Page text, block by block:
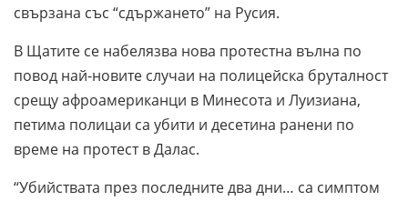
свързана със “сдържането” на Русия.
В Щатите се набелязва нова протестна вълна по
повод най-новите случаи на полицейска бруталност
срещу афроамериканци в Минесота и Луизиана,
петима полицаи са убити и десетина ранени по
време на протест в Далас.
“Убийствата през последните два дни… са симптом